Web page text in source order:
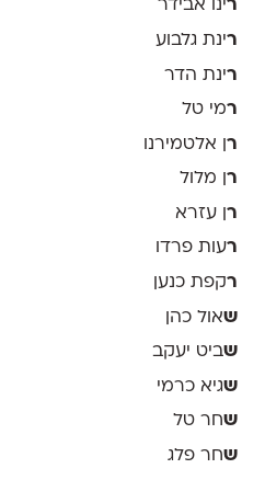
רינו אבידר
רינת גלבוע
רינת הדר
רמי טל
ר ן אלטמירנו
ר ן מלול
ר ן עזרא
רעות פרדו
רקפת כנען
שאול כהן
שביט יעקב
שגיא כרמי
שחר טל
שחר פלג